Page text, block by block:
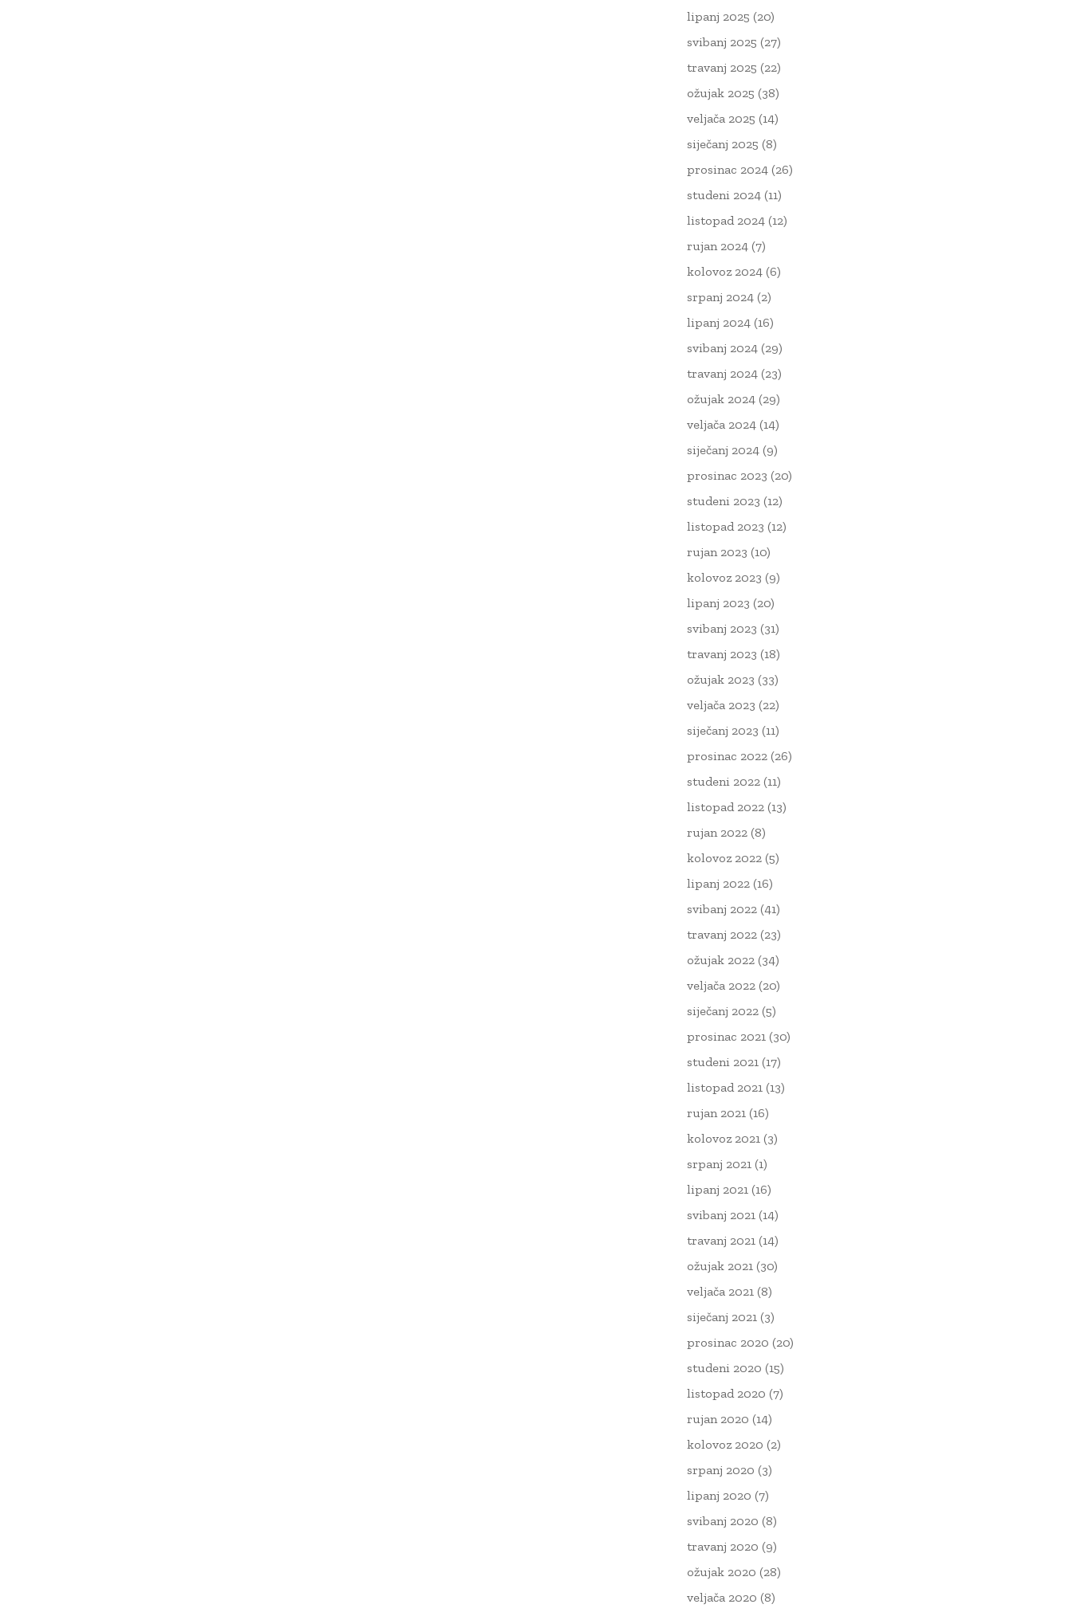
lipanj 2025 (20)
svibanj 2025 (27)
travanj 2025 (22)
ožujak 2025 (38)
veljača 2025 (14)
siječanj 2025 (8)
prosinac 2024 (26)
studeni 2024 (11)
listopad 2024 (12)
rujan 2024 (7)
kolovoz 2024 (6)
srpanj 2024 (2)
lipanj 2024 (16)
svibanj 2024 (29)
travanj 2024 (23)
ožujak 2024 (29)
veljača 2024 (14)
siječanj 2024 (9)
prosinac 2023 (20)
studeni 2023 (12)
listopad 2023 (12)
rujan 2023 (10)
kolovoz 2023 (9)
lipanj 2023 (20)
svibanj 2023 (31)
travanj 2023 (18)
ožujak 2023 (33)
veljača 2023 (22)
siječanj 2023 (11)
prosinac 2022 (26)
studeni 2022 (11)
listopad 2022 (13)
rujan 2022 (8)
kolovoz 2022 (5)
lipanj 2022 (16)
svibanj 2022 (41)
travanj 2022 (23)
ožujak 2022 (34)
veljača 2022 (20)
siječanj 2022 (5)
prosinac 2021 (30)
studeni 2021 (17)
listopad 2021 (13)
rujan 2021 (16)
kolovoz 2021 (3)
srpanj 2021 (1)
lipanj 2021 (16)
svibanj 2021 (14)
travanj 2021 (14)
ožujak 2021 (30)
veljača 2021 (8)
siječanj 2021 (3)
prosinac 2020 (20)
studeni 2020 (15)
listopad 2020 (7)
rujan 2020 (14)
kolovoz 2020 (2)
srpanj 2020 (3)
lipanj 2020 (7)
svibanj 2020 (8)
travanj 2020 (9)
ožujak 2020 (28)
veljača 2020 (8)